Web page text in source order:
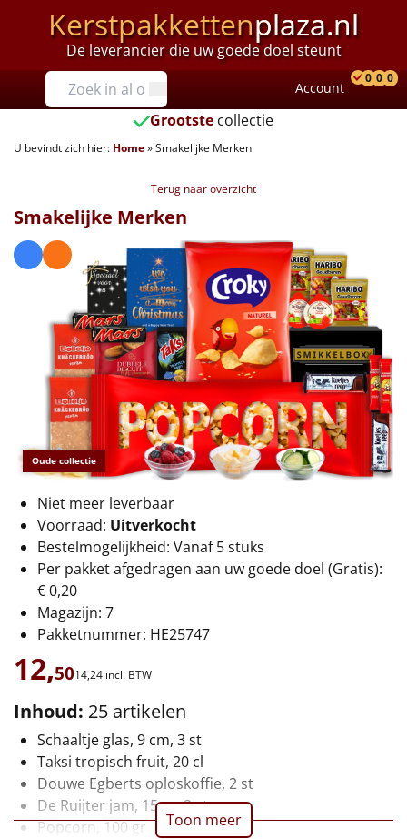
Kerstpakkettenplaza.nl
De leverancier die uw goede doel steunt
Prijzen
Tot €25
€25 tot €35
€40 tot €45
€45 tot €50
€50 tot €55
€55 tot €75
€75 tot €100
€100 en hoger
Alle kerstpakketten 2026
Thema
Origineel
Rituals
Luxe
Mannen
Vrouwen
Duurzaam
Account
0 0 0
Grootste collectie
U bevindt zich hier: Home»Smakelijke Merken
Terug naar overzicht
Oude collectie
Smakelijke Merken
Niet meer leverbaar
Voorraad: Uitverkocht
Bestelmogelijkheid: Vanaf 5 stuks
Per pakket afgedragen aan uw goede doel (Gratis):
€ 0,20
Magazijn: 7
Pakketnummer: HE25747
12,5014,24 incl. BTW
Inhoud: 25 artikelen
Schaaltje glas, 9 cm, 3 st
Taksi tropisch fruit, 20 cl
Douwe Egberts oploskoffie, 2 st
De Ruijter jam, 15 gr, 2 st
Popcorn, 100 gr
Toon meer